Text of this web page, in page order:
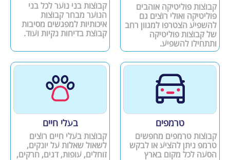
קבוצות פוליטיקה אוהבים
פוליטיקה ואולי רוצים גם
להשפיע הצטרפו למגוון רחב
של קבוצות פוליטיקה
ותתחילו להשפיע.
קבוצות בני נוער לכל בני
הנוער מבחר קבוצות
איכותיות למפגשים מסיבות
קבוצת בדיחות נקיות ועוד.
טרמפים
קבוצות טרמפים מחפשים
טרמפ ניתן להציע או לבקש
הסעה לכל מקום בארץ
בעלי חיים
קבוצות בעלי חיים רוצים
לשאול שאלות על יונקים,
זוחלים, עופות, דגים, חרקים,